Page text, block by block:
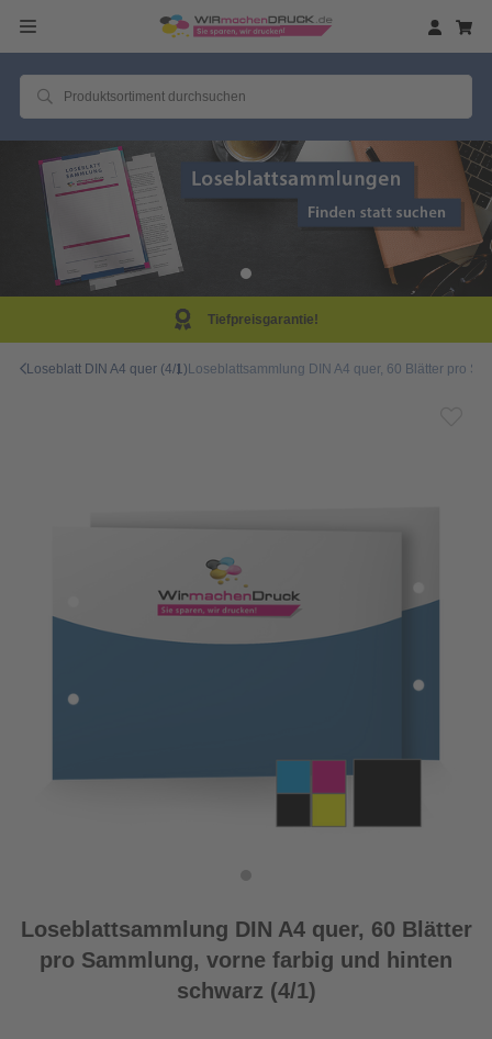
Loseblatt DIN A4 quer (4/1)Loseblattsammlung DIN A4 quer, 60 Blätter pro
Loseblattsammlung DIN A4 quer, 60 Blätter
pro Sammlung, vorne farbig und hinten
schwarz (4/1)